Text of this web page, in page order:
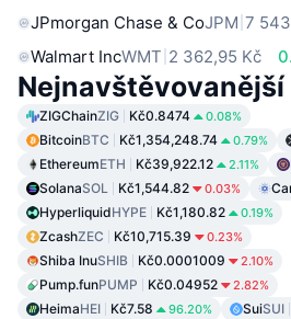
JPmorgan Chase & CoJPM 7
Walmart IncWMT 2 362,95 Kč
ZIGChainZIG Kč0.8474 0.08%
BitcoinBTC Kč1,354,248.74 0.79%
EthereumETH Kč39,922.12 2.11%
SolanaSOL Kč1,544.82 0.03%
HyperliquidHYPE Kč1,180.82 0.19%
ZcashZEC Kč10,715.39 0.23%
Shiba InuSHIB Kč0.0001009 2.10%
Pump.funPUMP Kč0.04952 2.82%
HeimaHEI Kč7.58 96.20% SuiSUI